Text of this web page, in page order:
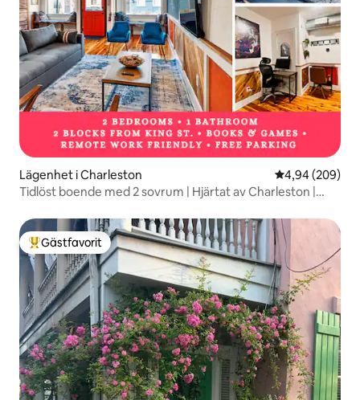
Lägenhet i Charleston 4,94 av 5 i
4,94 (209)
Tidlöst boende med 2 sovrum | Hjärtat av Charleston |
Populär gästfavorit
Gästfavorit